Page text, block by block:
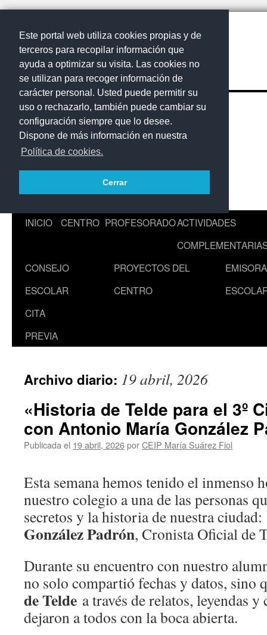
Este portal web utiliza cookies propias y de
terceros para recopilar información que
ayuda a optimizar su visita. Las cookies no
se utilizan para recoger información de
carácter personal. Usted puede permitir su
uso o rechazarlo, también puede cambiar su
configuración siempre que lo desee.
Dispone de más información en nuestra
Política de cookies.
Cerrar
Saltar
contenido
INICIO CENTRO PROFESORADOACTIVIDADES
CONSEJO
ESCOLAR
PROYECTOS DEL
CENTRO
EMISORA
CITA
PREVIA
Archivo diario: 19 abril, 2026
«Historia de Telde para el 3º
con Antonio María González
Publicada el 19 abril, 2026porCEIP María Suárez Fiol
Esta semana hemos tenido el inmenso
nuestro colegio a una de las personas
secretos y la historia de nuestra ciudad:
González Padrón, Cronista Oficial de
Durante su encuentro con nuestro
no solo compartió fechas y datos, sino
de Telde a través de relatos, leyendas
dejaron a todos con la boca abierta.